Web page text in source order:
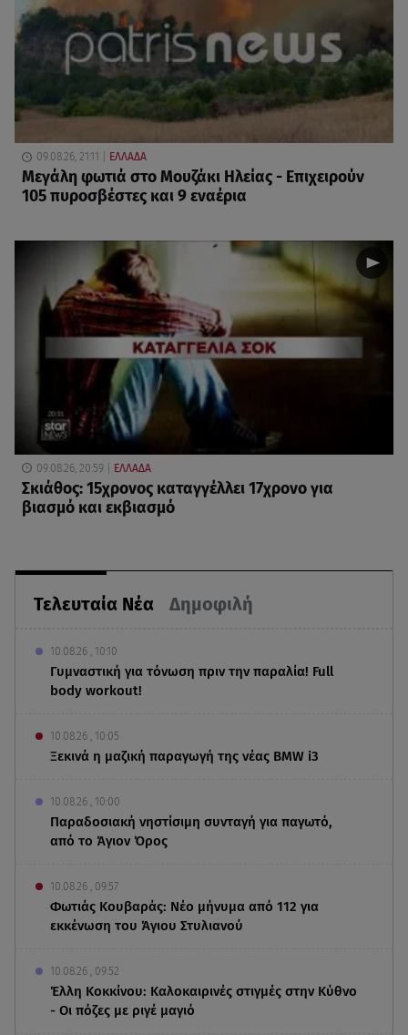
Τελευταία Νέα Δημοφιλή
10.08.26 , 10:10
Γυμναστική για τόνωση πριν την παραλία! Full
body workout!
10.08.26 , 10:05
Ξεκινά η μαζική παραγωγή της νέας BMW i3
10.08.26 , 10:00
Παραδοσιακή νηστίσιμη συνταγή για παγωτό,
από το Άγιον Όρος
10.08.26 , 09:57
Φωτιάς Κουβαράς: Νέο μήνυμα από 112 για
εκκένωση του Άγιου Στυλιανού
10.08.26 , 09:52
Έλλη Κοκκίνου: Καλοκαιρινές στιγμές στην Κύθνο
- Οι πόζες με ριγέ μαγιό
09.08.26, 21:11 ΕΛΛΑΔΑ
Μεγάλη φωτιά στο Μουζάκι Ηλείας - Επιχειρούν
105 πυροσβέστες και 9 εναέρια
09.08.26, 20:59 ΕΛΛΑΔΑ
Σκιάθος: 15χρονος καταγγέλλει 17χρονο για
βιασμό και εκβιασμό